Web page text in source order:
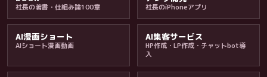
社長の著書・仕組み論100章 社長のiPhoneアプリ
AI漫画ショート
AIショート漫画動画
AI集客サービス
HP作成・LP作成・チャットbot導
入